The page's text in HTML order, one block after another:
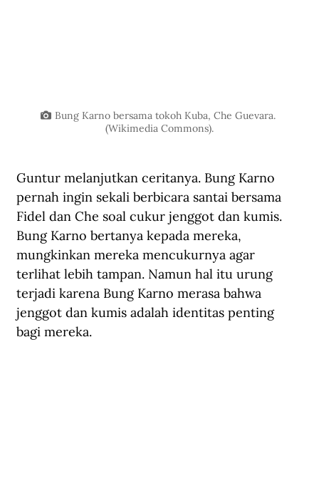
Bung Karno bersama tokoh Kuba, Che Guevara.
(Wikimedia Commons).
Guntur melanjutkan ceritanya. Bung Karno
pernah ingin sekali berbicara santai bersama
Fidel dan Che soal cukur jenggot dan kumis.
Bung Karno bertanya kepada mereka,
mungkinkan mereka mencukurnya agar
terlihat lebih tampan. Namun hal itu urung
terjadi karena Bung Karno merasa bahwa
jenggot dan kumis adalah identitas penting
bagi mereka.